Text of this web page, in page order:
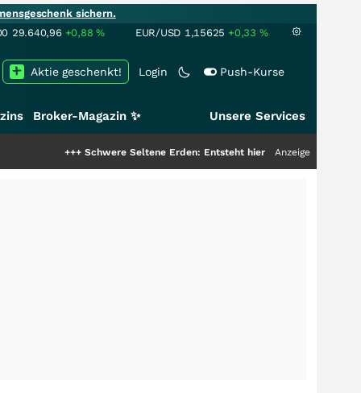
sichern.
29.640,96 +0,88% EUR/USD 1,15625 +0,33 %
Login Push-Kurse
Aktie geschenkt!
Broker-Magazin ✨ Unsere Services
Schwere Seltene Erden: Entsteht hier die nächste Milliardenstory?
Anzeige